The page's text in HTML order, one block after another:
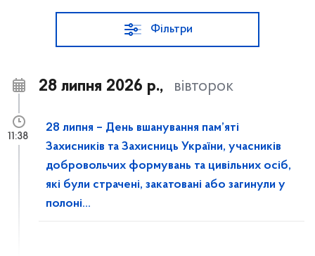
Фільтри
28 липня 2026 р., вівторок
28 липня – День вшанування пам’яті
Захисників та Захисниць України, учасників
добровольчих формувань та цивільних осіб,
які були страчені, закатовані або загинули у
полоні...
11:38